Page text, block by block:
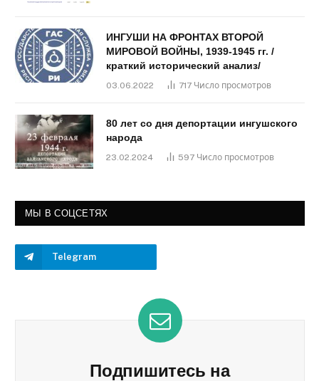
ИНГУШИ НА ФРОНТАХ ВТОРОЙ
МИРОВОЙ ВОЙНЫ, 1939-1945 гг. /
краткий исторический анализ/
03.06.2022 717 Число просмотров
80 лет со дня депортации ингушского
народа
23.02.2024 597 Число просмотров
МЫ В СОЦСЕТЯХ
Telegram
Подпишитесь на